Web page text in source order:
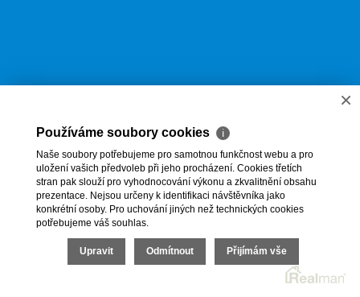
×
Používáme soubory cookies ℹ
Naše soubory potřebujeme pro samotnou funkčnost webu a pro
uložení vašich předvoleb při jeho procházení. Cookies třetích
stran pak slouží pro vyhodnocování výkonu a zkvalitnění obsahu
prezentace. Nejsou určeny k identifikaci návštěvníka jako
konkrétní osoby. Pro uchování jiných než technických cookies
potřebujeme váš souhlas.
Upravit Odmítnout Přijímám vše